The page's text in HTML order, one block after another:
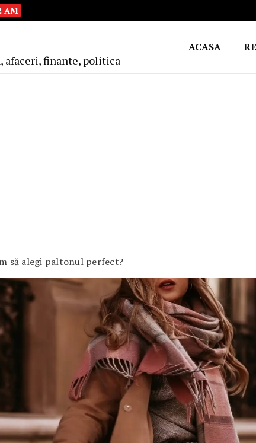
AM
afaceri, finante, politica
ACASA
să alegi paltonul perfect?